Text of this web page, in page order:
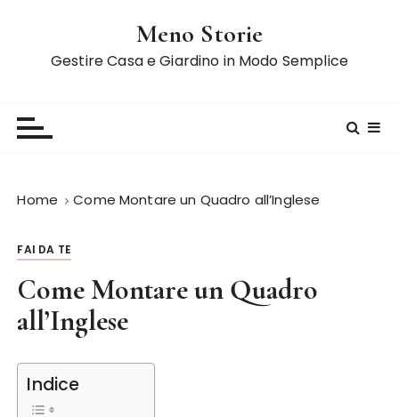
Meno Storie
Gestire Casa e Giardino in Modo Semplice
Home Come Montare un Quadro all’Inglese
FAI DA TE
Come Montare un Quadro
all’Inglese
Indice